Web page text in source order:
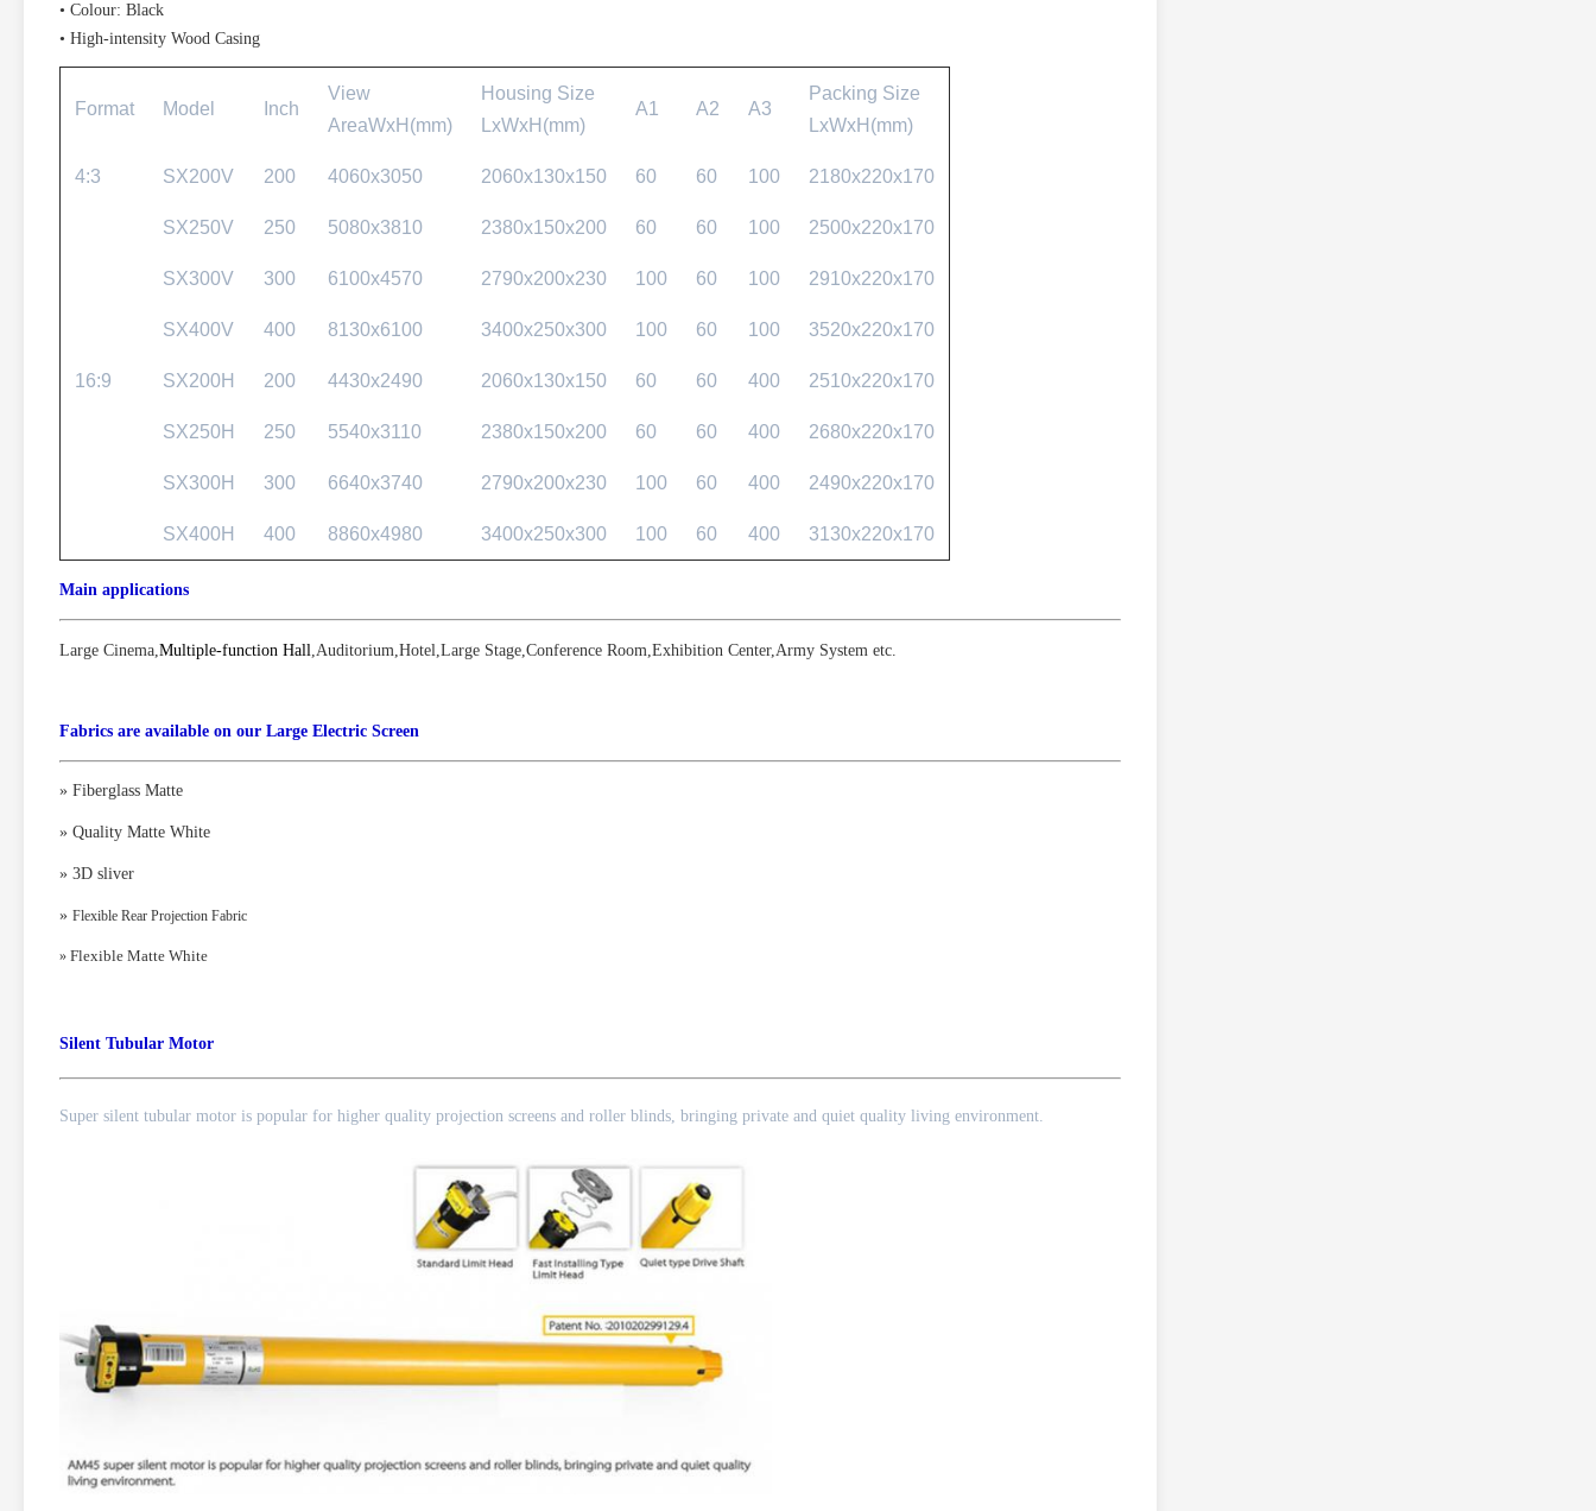
• Colour: Black
• High-intensity Wood Casing
Format Model Inch
View
AreaWxH(mm)
Housing Size
LxWxH(mm)
A1 A2 A3
Packing Size
LxWxH(mm)
4:3 SX200V 200 4060x3050 2060x130x150 60 60 100 2180x220x170
SX250V 250 5080x3810 2380x150x200 60 60 100 2500x220x170
SX300V 300 6100x4570 2790x200x230 100 60 100 2910x220x170
SX400V 400 8130x6100 3400x250x300 100 60 100 3520x220x170
16:9 SX200H 200 4430x2490 2060x130x150 60 60 400 2510x220x170
SX250H 250 5540x3110 2380x150x200 60 60 400 2680x220x170
SX300H 300 6640x3740 2790x200x230 100 60 400 2490x220x170
SX400H 400 8860x4980 3400x250x300 100 60 400 3130x220x170
Main applications
Large Cinema,Multiple-function Hall,Auditorium,Hotel,Large Stage,Conference Room,Exhibition Center,Army System etc.
Fabrics are available on our Large Electric Screen
» Fiberglass Matte
» Quality Matte White
» 3D sliver
» Flexible Rear Projection Fabric
» Flexible Matte White
Silent Tubular Motor
Super silent tubular motor is popular for higher quality projection screens and roller blinds, bringing private and quiet quality living environment.